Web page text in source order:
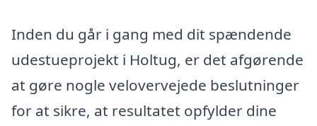
Inden du går i gang med dit spændende
udestueprojekt i Holtug, er det afgørende
at gøre nogle velovervejede beslutninger
for at sikre, at resultatet opfylder dine